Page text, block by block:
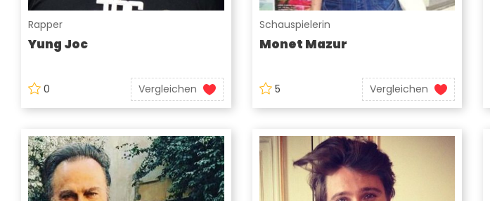
Rapper
Yung Joc
0 Vergleichen
Schauspielerin
Monet Mazur
5 Vergleichen